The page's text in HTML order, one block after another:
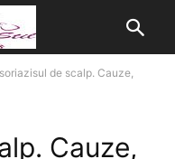
de scalp. Cauze,
Cauze,